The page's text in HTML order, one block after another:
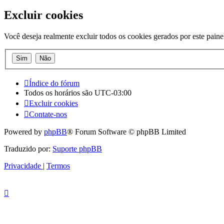
Excluir cookies
Você deseja realmente excluir todos os cookies gerados por este
Índice do fórum
Todos os horários são UTC-03:00
Excluir cookies
Contate-nos
Powered by phpBB® Forum Software © phpBB Limited
Traduzido por: Suporte phpBB
Privacidade | Termos